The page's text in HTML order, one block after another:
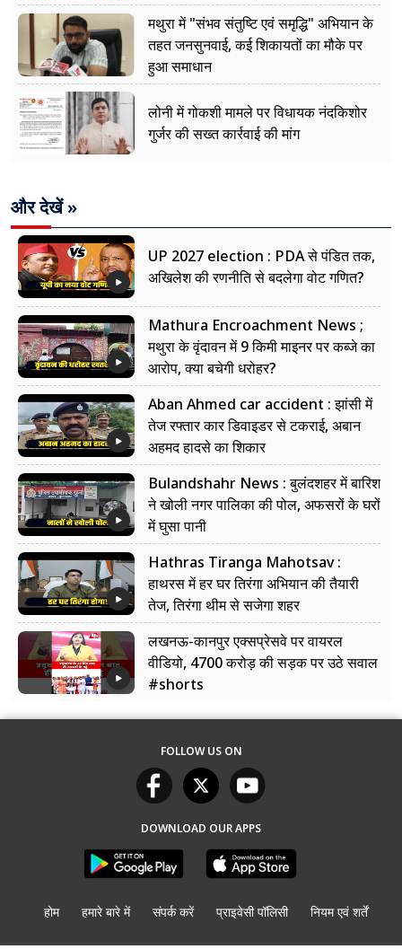
मथुरा में "संभव संतुष्टि एवं समृद्धि" अभियान के
तहत जनसुनवाई, कई शिकायतों का मौके पर
हुआ समाधान
लोनी में गोकशी मामले पर विधायक नंदकिशोर
गुर्जर की सख्त कार्रवाई की मांग
और देखें »
UP 2027 election : PDA से पंडित तक,
अखिलेश की रणनीति से बदलेगा वोट गणित?
Mathura Encroachment News ;
मथुरा के वृंदावन में 9 किमी माइनर पर कब्जे का
आरोप, क्या बचेगी धरोहर?
Aban Ahmed car accident : झांसी में
तेज रफ्तार कार डिवाइडर से टकराई, अबान
अहमद हादसे का शिकार
Bulandshahr News : बुलंदशहर में बारिश
ने खोली नगर पालिका की पोल, अफसरों के घरों
में घुसा पानी
Hathras Tiranga Mahotsav :
हाथरस में हर घर तिरंगा अभियान की तैयारी
तेज, तिरंगा थीम से सजेगा शहर
लखनऊ-कानपुर एक्सप्रेसवे पर वायरल
वीडियो, 4700 करोड़ की सड़क पर उठे सवाल
#shorts
FOLLOW US ON
DOWNLOAD OUR APPS
होम हमारे बारे में संपर्क करें प्राइवेसी पॉलिसी नियम एवं शर्तें